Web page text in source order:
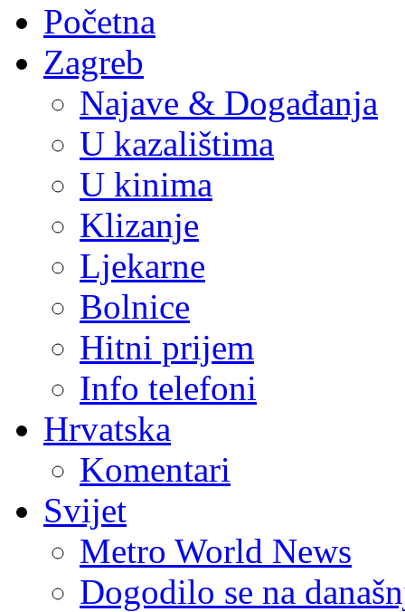
Početna
Zagreb
Najave & Događanja
U kazalištima
U kinima
Klizanje
Ljekarne
Bolnice
Hitni prijem
Info telefoni
Hrvatska
Komentari
Svijet
Metro World News
Dogodilo se na